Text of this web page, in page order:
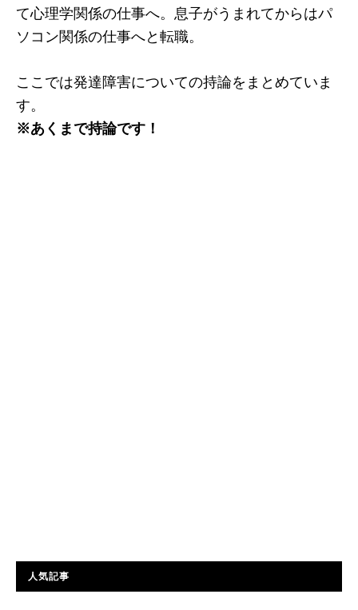
て心理学関係の仕事へ。息子がうまれてからはパ
ソコン関係の仕事へと転職。
ここでは発達障害についての持論をまとめていま
す。
※あくまで持論です！
人気記事